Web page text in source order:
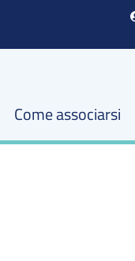
Come associarsi